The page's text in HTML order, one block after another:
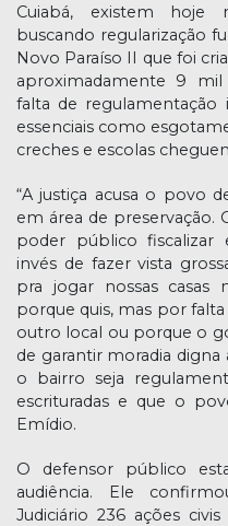
Cuiabá, existem hoje
buscando regularização
Novo Paraíso II que foi
aproximadamente 9 mil
falta de regulamentação
essenciais como
creches e escolas
“A justiça acusa o povo
em área de preservação.
poder público fiscalizar
invés de fazer vista
pra jogar nossas
porque quis, mas por
outro local ou porque o
de garantir moradia
o bairro seja
escrituradas e que o
Emídio.
O defensor público
audiência. Ele
Judiciário 236 ações